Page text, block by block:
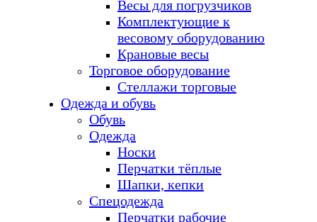
Весы для погрузчиков
Комплектующие к
весовому оборудованию
Крановые весы
Торговое оборудование
Стеллажи торговые
Одежда и обувь
Обувь
Одежда
Носки
Перчатки тёплые
Шапки, кепки
Спецодежда
Перчатки рабочие